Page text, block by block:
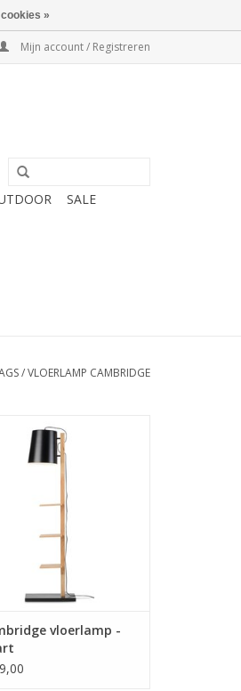
Mijn account / Registreren
SALE
/VLOERLAMP CAMBRIDGE
perfecte leeslamp voor al
jouw mooie boeken en/of
tijdschriften.
vloerlamp -
»